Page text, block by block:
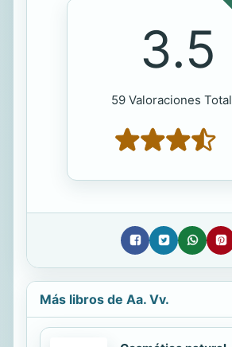
3.5
59 Valoraciones
Más libros de Aa. Vv.